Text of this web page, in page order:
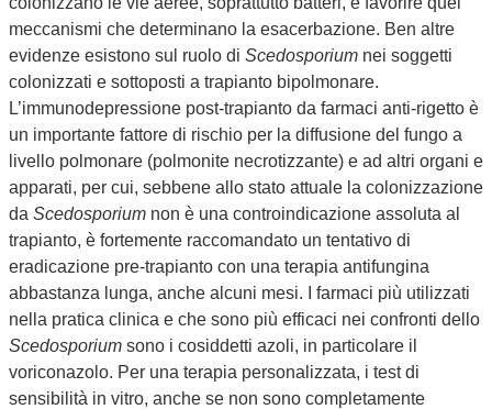
meccanismi che determinano la esacerbazione. Ben altre
evidenze esistono sul ruolo di Scedosporium nei soggetti
colonizzati e sottoposti a trapianto bipolmonare.
L’immunodepressione post-trapianto da farmaci anti-rigetto è
un importante fattore di rischio per la diffusione del fungo a
livello polmonare (polmonite necrotizzante) e ad altri organi e
apparati, per cui, sebbene allo stato attuale la colonizzazione
da Scedosporium non è una controindicazione assoluta al
trapianto, è fortemente raccomandato un tentativo di
eradicazione pre-trapianto con una terapia antifungina
abbastanza lunga, anche alcuni mesi. I farmaci più utilizzati
nella pratica clinica e che sono più efficaci nei confronti dello
Scedosporium sono i cosiddetti azoli, in particolare il
voriconazolo. Per una terapia personalizzata, i test di
sensibilità in vitro, anche se non sono completamente